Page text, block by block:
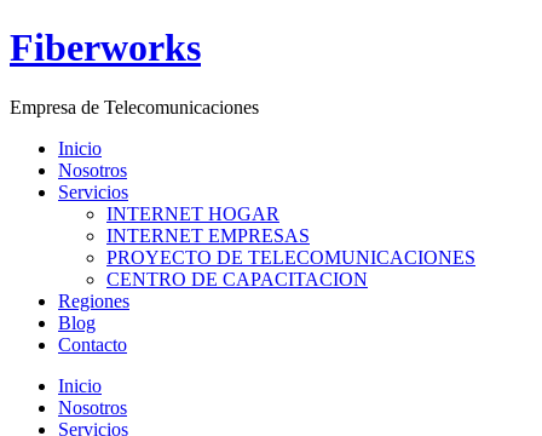
Ir
al
Fiberworks
Empresa de Telecomunicaciones
Inicio
Nosotros
Servicios
INTERNET HOGAR
INTERNET EMPRESAS
PROYECTO DE TELECOMUNICACIONES
CENTRO DE CAPACITACION
Regiones
Blog
Contacto
Menú
Inicio
Nosotros
Servicios